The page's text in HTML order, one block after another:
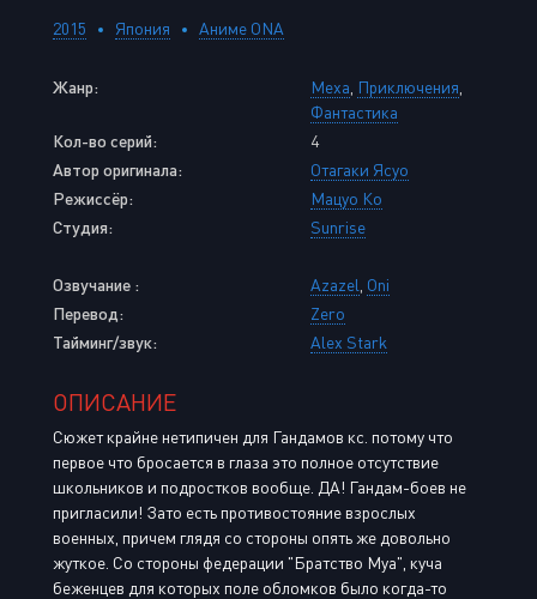
2015 Япония Аниме ONA
Жанр: Меха Приключения
Фантастика
Кол-во серий:
4
Автор оригинала:
Отагаки Ясуо
Режиссёр:
Мацуо Ко
Студия:
Sunrise
Озвучание : Azazel Oni
Перевод:
Zero
Тайминг/звук:
Alex Stark
ОПИСАНИЕ
Сюжет крайне нетипичен для Гандамов кс. потому что
первое что бросается в глаза это полное отсутствие
школьников и подростков вообще. ДА! Гандам-боев не
пригласили! Зато есть противостояние взрослых
военных, причем глядя со стороны опять же довольно
жуткое. Со стороны федерации "Братство Муа", куча
беженцев для которых поле обломков было когда-то